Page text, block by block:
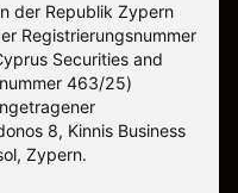
der Republik Zypern
Registrierungsnummer
Securities and
463/25)
8, Kinnis Business
Zypern.